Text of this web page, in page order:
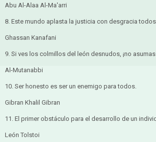
Abu Al-Alaa Al-Ma'arri
8. Este mundo aplasta la justicia con desgracia
Ghassan Kanafani
9. Si ves los colmillos del león desnudos, ¡no
Al-Mutanabbi
10. Ser honesto es ser un enemigo para todos.
Gibran Khalil Gibran
11. El primer obstáculo para el desarrollo de un
León Tolstoi